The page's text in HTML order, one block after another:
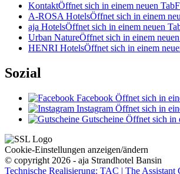
KontaktÖffnet sich in einem neuen Tab
A-ROSA HotelsÖffnet sich in einem
aja HotelsÖffnet sich in einem neuen
Urban NatureÖffnet sich in einem
HENRI HotelsÖffnet sich in einem
Sozial
Facebook Öffnet sich in
Instagram Öffnet sich in
Gutscheine Öffnet sich in
Cookie-Einstellungen anzeigen/ändern
© copyright 2026 - aja Strandhotel Bansin
Technische Realisierung: TAC | The Assistant